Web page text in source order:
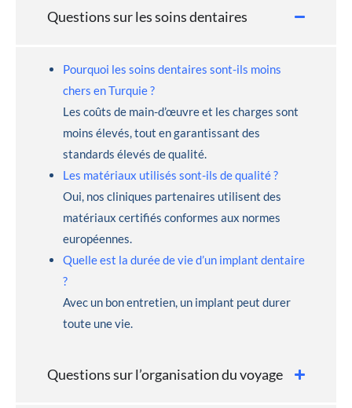
Questions sur les soins dentaires
Pourquoi les soins dentaires sont-ils moins
chers en Turquie ?
Les coûts de main-d’œuvre et les charges sont
moins élevés, tout en garantissant des
standards élevés de qualité.
Les matériaux utilisés sont-ils de qualité ?
Oui, nos cliniques partenaires utilisent des
matériaux certifiés conformes aux normes
européennes.
Quelle est la durée de vie d’un implant dentaire
?
Avec un bon entretien, un implant peut durer
toute une vie.
Questions sur l’organisation du voyage